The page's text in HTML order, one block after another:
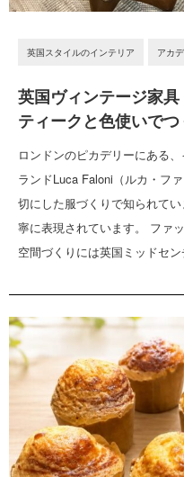
英国スタイルのインテリア アカ
英国ヴィンテージ家
ティークと色使いで
ロンドンのピカデリーにある
ランドLuca Faloni（ルカ・フ
切にした服づくりで知られて
寧に表現されています。 ファ
空間づくりには英国ミッドセ